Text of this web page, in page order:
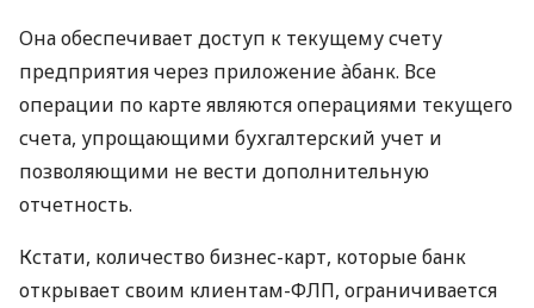
Она обеспечивает доступ к текущему счету
предприятия через приложение àбанк. Все
операции по карте являются операциями текущего
счета, упрощающими бухгалтерский учет и
позволяющими не вести дополнительную
отчетность.
Кстати, количество бизнес-карт, которые банк
открывает своим клиентам-ФЛП, ограничивается